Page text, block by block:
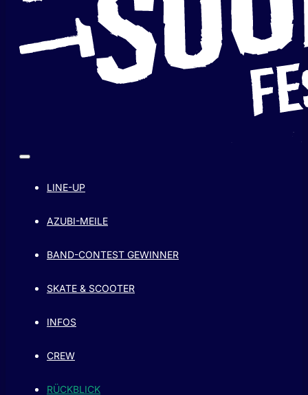
LINE-UP
AZUBI-MEILE
BAND-CONTEST GEWINNER
SKATE & SCOOTER
INFOS
CREW
RÜCKBLICK